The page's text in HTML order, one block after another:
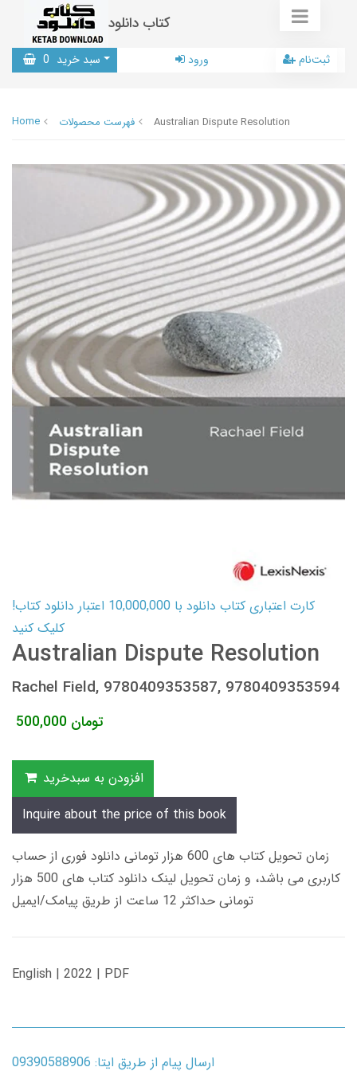
کتاب دانلود
سبد خرید 0 ورود ثبت‌نام
Home فهرست محصولات Australian Dispute Resolution
کارت اعتباری کتاب دانلود با 10,000,000 اعتبار دانلود کتاب!
کلیک کنید
Australian Dispute Resolution
Rachel Field, 9780409353587, 9780409353594
500,000 تومان
افزودن به سبدخرید
Inquire about the price of this book
زمان تحویل کتاب های 600 هزار تومانی دانلود فوری از حساب
کاربری می باشد، و زمان تحویل لینک دانلود کتاب های 500 هزار
تومانی حداکثر 12 ساعت از طریق پیامک/ایمیل
English | 2022 | PDF
ارسال پیام از طریق ایتا: 09390588906